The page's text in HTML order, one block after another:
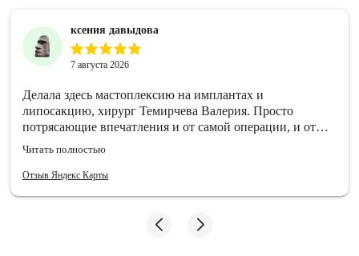
ксения давыдова
7 августа 2026
Делала здесь мастоплексию на имплантах и
липосакцию, хирург Темирчева Валерия. Просто
потрясающие впечатления и от самой операции, и от
стационара. Отношение отличное, все очень вежливые,
либо видела. 24/7 уход, вкусная еда, чуткость от мед
Читать полностью
Отзыв Яндекс Карты